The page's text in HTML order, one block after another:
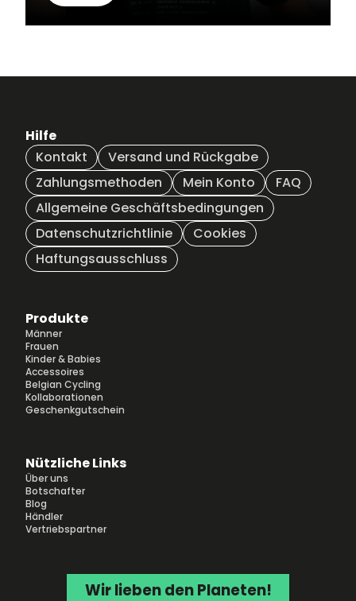
Hilfe
Kontakt
Versand und Rückgabe
Zahlungsmethoden
Mein Konto
FAQ
Allgemeine Geschäftsbedingungen
Datenschutzrichtlinie
Cookies
Haftungsausschluss
Produkte
Männer
Frauen
Kinder & Babies
Accessoires
Belgian Cycling
Kollaborationen
Geschenkgutschein
Nützliche Links
Über uns
Botschafter
Blog
Händler
Vertriebspartner
Wir lieben den Planeten!